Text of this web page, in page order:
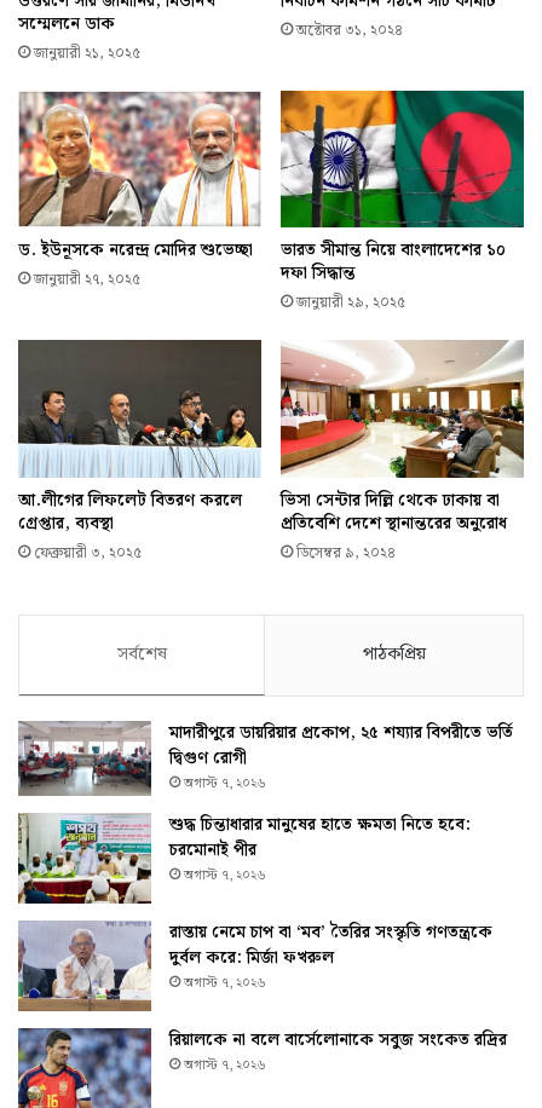
সম্মেলনে ডাক
জানুয়ারী ২১, ২০২৫
অক্টোবর ৩১, ২০২৪
ড. ইউনূসকে নরেন্দ্র মোদির শুভেচ্ছা
জানুয়ারী ২৭, ২০২৫
ভারত সীমান্ত নিয়ে বাংলাদেশের ১০
দফা সিদ্ধান্ত
জানুয়ারী ২৯, ২০২৫
আ.লীগের লিফলেট বিতরণ করলে
গ্রেপ্তার, ব্যবস্থা
ফেব্রুয়ারী ৩, ২০২৫
ভিসা সেন্টার দিল্লি থেকে ঢাকায় বা
প্রতিবেশি দেশে স্থানান্তরের অনুরোধ
ডিসেম্বর ৯, ২০২৪
সর্বশেষ পাঠকপ্রিয়
মাদারীপুরে ডায়রিয়ার প্রকোপ, ২৫ শয্যার বিপরীতে ভর্তি
দ্বিগুণ রোগী
অগাস্ট ৭, ২০২৬
শুদ্ধ চিন্তাধারার মানুষের হাতে ক্ষমতা নিতে হবে:
চরমোনাই পীর
অগাস্ট ৭, ২০২৬
রাস্তায় নেমে চাপ বা ‘মব’ তৈরির সংস্কৃতি গণতন্ত্রকে
দুর্বল করে: মির্জা ফখরুল
অগাস্ট ৭, ২০২৬
রিয়ালকে না বলে বার্সেলোনাকে সবুজ সংকেত রদ্রির
অগাস্ট ৭, ২০২৬